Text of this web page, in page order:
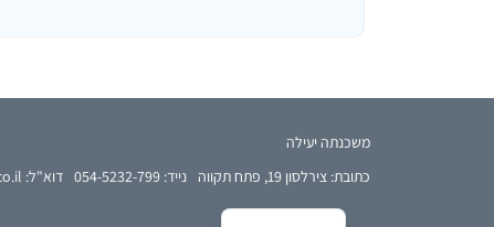
משכנתה יעילה
כתובת: צירלסון 19, פתח תקווה
נייד: 054-5232-799 דוא"ל: rimon@effm.co.il